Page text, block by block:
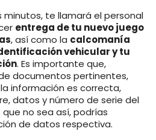
minutos, te llamará el personal
entrega de tu nuevo juego
, así como la calcomanía
vehicular y tu
. Es importante que,
documentos pertinentes,
información es correcta,
datos y número de serie del
que no sea así, podrías
de datos respectiva.